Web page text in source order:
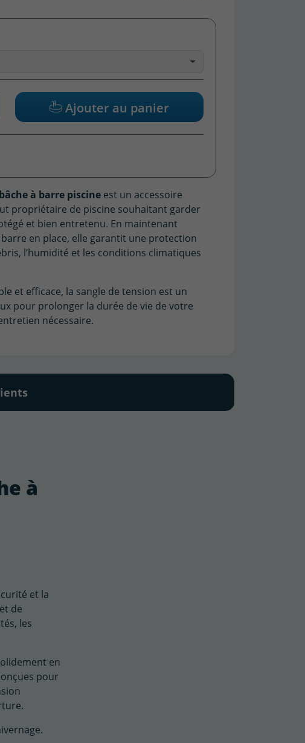
Ajouter au panier
à barre piscine est un accessoire
propriétaire de piscine souhaitant garder
et bien entretenu. En maintenant
en place, elle garantit une protection
l’humidité et les conditions climatiques
et efficace, la sangle de tension est un
pour prolonger la durée de vie de votre
nécessaire.
à
et la
de
les
en
pour